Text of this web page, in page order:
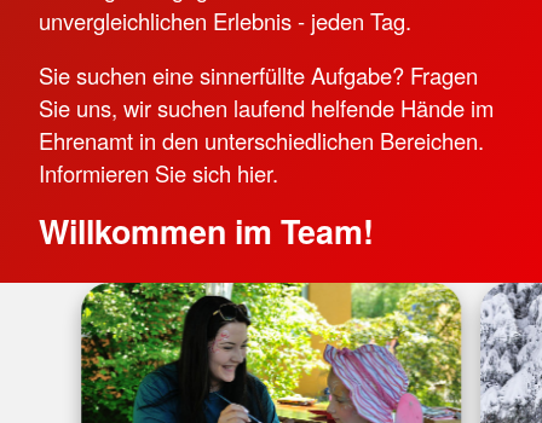
unvergleichlichen Erlebnis - jeden Tag.
Sie suchen eine sinnerfüllte Aufgabe? Fragen
Sie uns, wir suchen laufend helfende Hände im
Ehrenamt in den unterschiedlichen Bereichen.
Informieren Sie sich hier.
Willkommen im Team!